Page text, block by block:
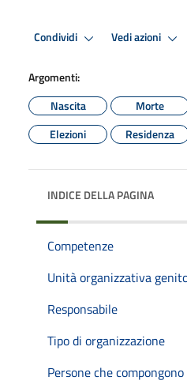
Condividi Vedi azioni
Argomenti:
Nascita
Morte
Elezioni
Residenza
INDICE DELLA PAGINA
Competenze
Unità organizzativa
Responsabile
Tipo di organizzazione
Persone che